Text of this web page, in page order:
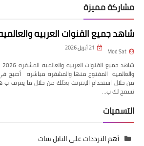
مشاركة مميزة
شاهد جميع القنوات العربيه والعالميه
Mod Sat 21 أبريل 2026
والعالميه المفتوح منها والمشفره مباشره أصبح
من خلال استخدام الإنترنت وذلك من خلال ما يعرف ب
تسمح لك ب…
التسميات
أهم الترددات على النايل سات